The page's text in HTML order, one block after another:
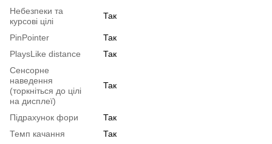
Небезпеки та
курсові цілі
Так
PinPointer
Так
PlaysLike distance
Так
Сенсорне
наведення
(торкніться до цілі
на дисплеї)
Так
Підрахунок фори
Так
Темп качання
Так